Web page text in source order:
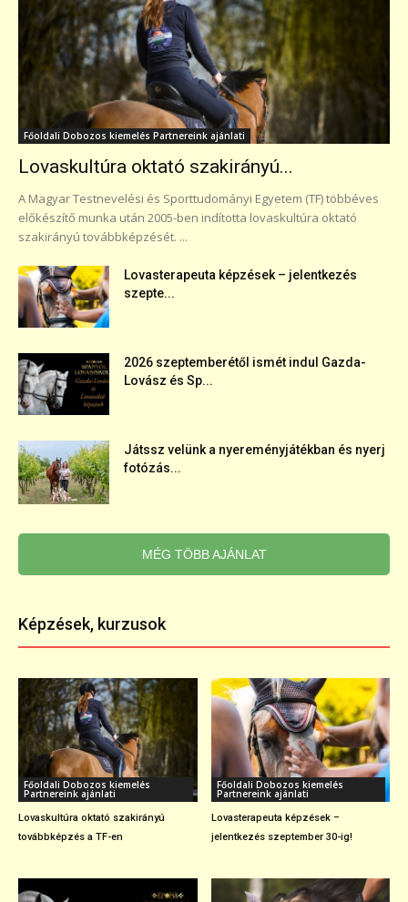
Főoldali Dobozos kiemelés Partnereink ajánlati
Lovaskultúra oktató szakirányú...
A Magyar Testnevelési és Sporttudományi Egyetem (TF) többéves
előkészítő munka után 2005-ben indította lovaskultúra oktató
szakirányú továbbképzését. ...
Lovasterapeuta képzések – jelentkezés
szepte...
2026 szeptemberétől ismét indul Gazda-
Lovász és Sp...
Játssz velünk a nyereményjátékban és nyerj
fotózás...
MÉG TÖBB AJÁNLAT
Képzések, kurzusok
Főoldali Dobozos kiemelés
Partnereink ajánlati
Lovaskultúra oktató szakirányú
továbbképzés a TF-en
Főoldali Dobozos kiemelés
Partnereink ajánlati
Lovasterapeuta képzések –
jelentkezés szeptember 30-ig!